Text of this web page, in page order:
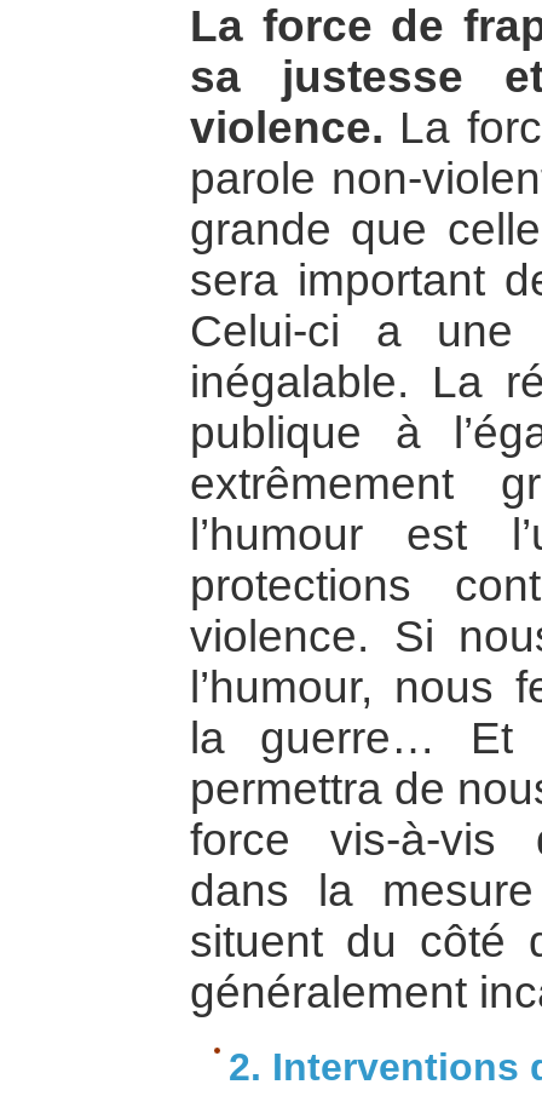
La force de
sa justesse
violence. La
parole non-
grande que
sera important
Celui-ci a une
inégalable. La
publique à
extrêmement
l’humour est
protections
violence. Si
l’humour, nous
la guerre… Et
permettra de
force vis-à-vis
dans la
situent du côté
généralement
2. Interventions